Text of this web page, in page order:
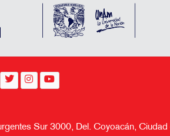
Sur 3000, Del. Coyoacán,